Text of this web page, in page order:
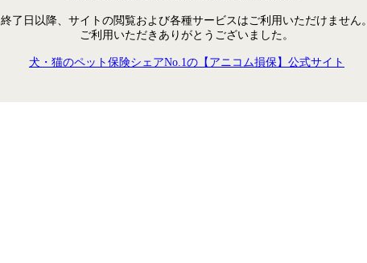
終了日以降、サイトの閲覧および各種サービスはご利用いただけません
ご利用いただきありがとうございました。
犬・猫のペット保険シェアNo.1の【アニコム損保】公式サイト